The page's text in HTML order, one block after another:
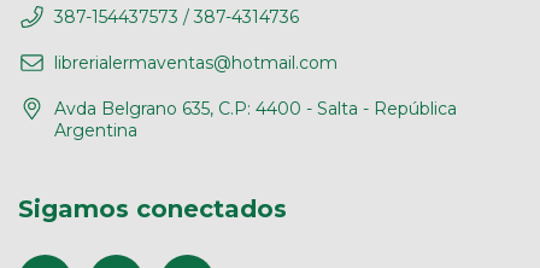
387-154437573 / 387-4314736
librerialermaventas@hotmail.com
Avda Belgrano 635, C.P: 4400 - Salta - República
Argentina
Sigamos conectados